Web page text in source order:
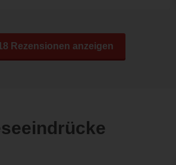
Rezensionen anzeigen